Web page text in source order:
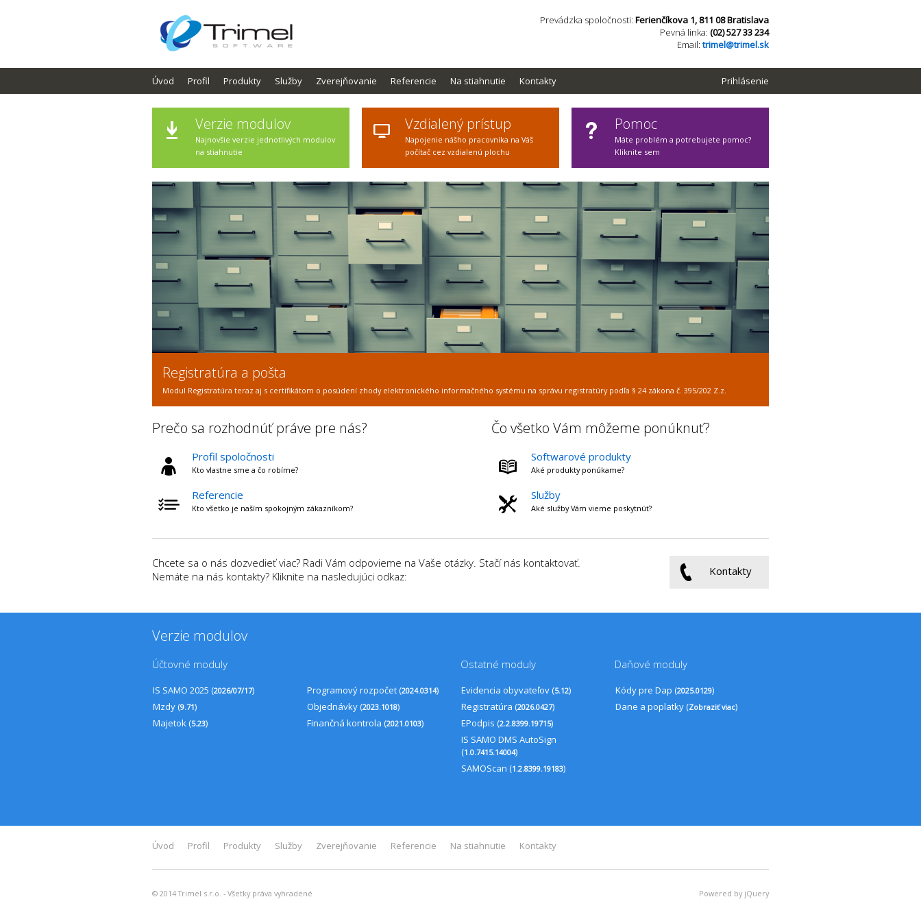
Prevádzka spoločnosti: Ferienčíkova 1, 811 08 Bratislava
Pevná linka: (02) 527 33 234
Email:trimel@trimel.sk
Prihlásenie
Úvod Profil Produkty Služby Zverejňovanie Referencie Na stiahnutie Kontakty
Verzie modulov
Najnovšie verzie jednotlivých modulov
na stiahnutie
Vzdialený prístup
Napojenie nášho pracovníka na Váš
počítač cez vzdialenú plochu
Pomoc
Máte problém a potrebujete pomoc?
Kliknite sem
Registratúra a pošta
Modul Registratúra teraz aj s certifikátom o posúdení zhody elektronického informačného systému na správu registratúry podľa § 24 zákona č. 395/202 Z.z.
Prečo sa rozhodnúť práve pre nás?
Profil spoločnosti
Kto vlastne sme a čo robíme?
Referencie
Kto všetko je naším spokojným zákazníkom?
Čo všetko Vám môžeme ponúknuť?
Softwarové produkty
Aké produkty ponúkame?
Služby
Aké služby Vám vieme poskytnúť?
Chcete sa o nás dozvedieť viac? Radi Vám odpovieme na Vaše otázky. Stačí nás kontaktovať.
Nemáte na nás kontakty? Kliknite na nasledujúci odkaz:
Kontakty
Verzie modulov
Účtovné moduly
IS SAMO 2025 (2026/07/17) Programový rozpočet (2024.0314)
Mzdy (9.71) Objednávky (2023.1018)
Majetok (5.23) Finančná kontrola (2021.0103)
Ostatné moduly
Evidencia obyvateľov (5.12)
Registratúra (2026.0427)
EPodpis (2.2.8399.19715)
IS SAMO DMS AutoSign
(1.0.7415.14004)
SAMOScan (1.2.8399.19183)
Daňové moduly
Kódy pre Dap (2025.0129)
Dane a poplatky (Zobraziť viac)
Úvod Profil Produkty Služby Zverejňovanie Referencie Na stiahnutie Kontakty
© 2014 Trimel s.r.o. - Všetky práva vyhradené Powered by jQuery